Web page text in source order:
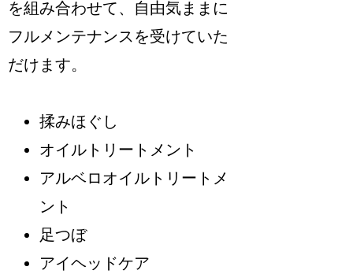
を組み合わせて、自由気ままに
フルメンテナンスを受けていた
だけます。
揉みほぐし
オイルトリートメント
アルベロオイルトリートメ
ント
足つぼ
アイヘッドケア